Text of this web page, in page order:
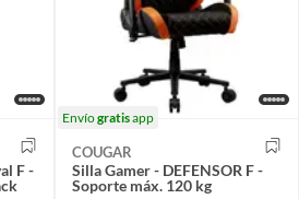
F -
Envíogratisapp
COUGAR
Silla Gamer - DEFENSOR F -
Soporte máx. 120 kg